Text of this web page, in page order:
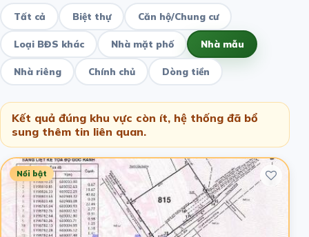
Tất cả Biệt thự Căn hộ/Chung cư
Loại BĐS khác Nhà mặt phố Nhà mẫu
Nhà riêng Chính chủ Dòng tiền
Kết quả đúng khu vực còn ít, hệ thống đã bổ
sung thêm tin liên quan.
Nổi bật